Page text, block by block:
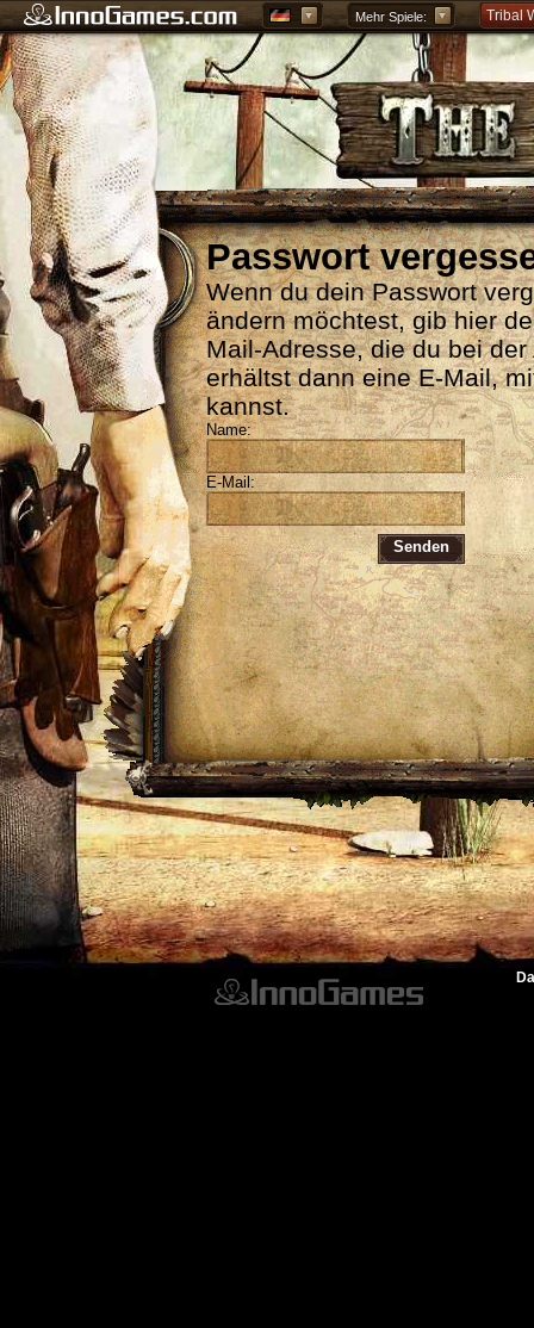
Mehr Spiele: Tribal
Forge
Passwort
Wenn du dein Passwort
ändern möchtest, gib hier
Mail-Adresse, die du bei
erhältst dann eine E-Mail,
kannst.
Name:
E-Mail:
Senden